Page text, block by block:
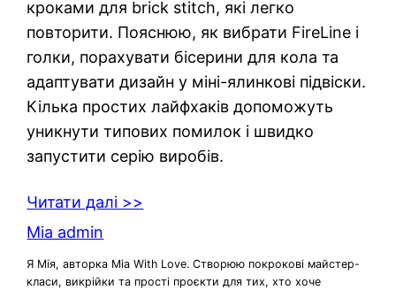
кроками для brick stitch, які легко
повторити. Пояснюю, як вибрати FireLine і
голки, порахувати бісерини для кола та
адаптувати дизайн у міні-ялинкові підвіски.
Кілька простих лайфхаків допоможуть
уникнути типових помилок і швидко
запустити серію виробів.
Читати далі >>
Mia admin
Я Мія, авторка Mia With Love. Створюю покрокові майстер-
класи, викрійки та прості проєкти для тих, хто хоче